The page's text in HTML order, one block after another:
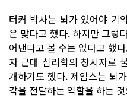
터커 박사는 뇌가 있어야 기
은 맞다고 했다. 하지만 그렇
어낸다고 볼 수는 없다고 했
자 근대 심리학의 창시자로
개하기도 했다. 제임스는 뇌
각을 전달하는 역할을 하는